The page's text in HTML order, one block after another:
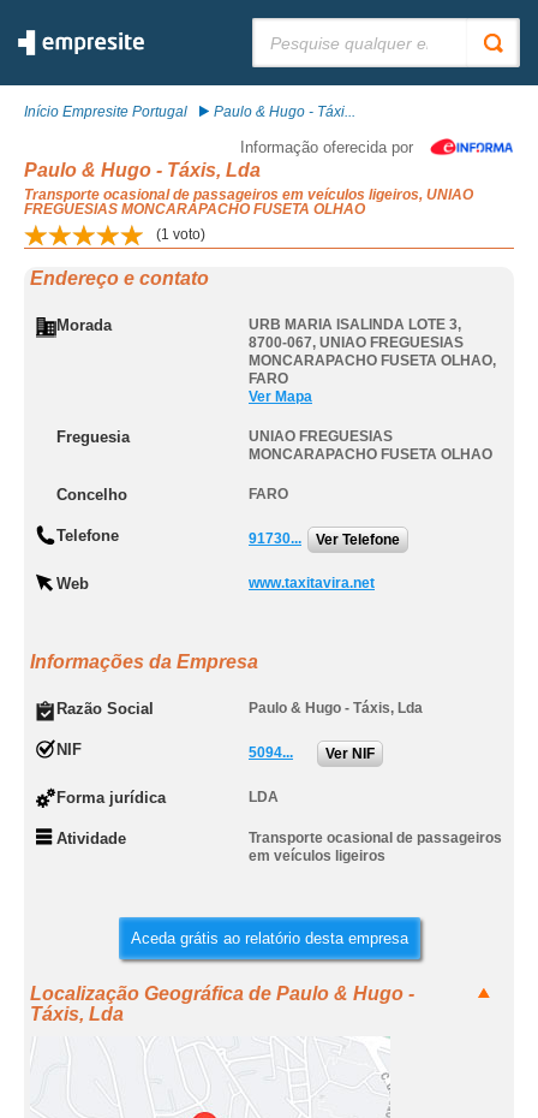
Início Empresite Portugal Paulo & Hugo - Táxi...
Informação oferecida por
Paulo & Hugo - Táxis, Lda
Transporte ocasional de passageiros em veículos ligeiros, UNIAO
FREGUESIAS MONCARAPACHO FUSETA OLHAO
(1 voto)
Endereço e contato
Morada
URB MARIA ISALINDA LOTE 3,
8700-067, UNIAO FREGUESIAS
MONCARAPACHO FUSETA OLHAO,
FARO
Ver Mapa
Freguesia
UNIAO FREGUESIAS
MONCARAPACHO FUSETA OLHAO
Concelho FARO
Telefone 91730... Ver Telefone
Web www.taxitavira.net
Informações da Empresa
Razão Social Paulo & Hugo - Táxis, Lda
NIF 5094... Ver NIF
Forma jurídica LDA
Atividade
Transporte ocasional de passageiros
em veículos ligeiros
Aceda grátis ao relatório desta empresa
Localização Geográfica de Paulo & Hugo -
Táxis, Lda